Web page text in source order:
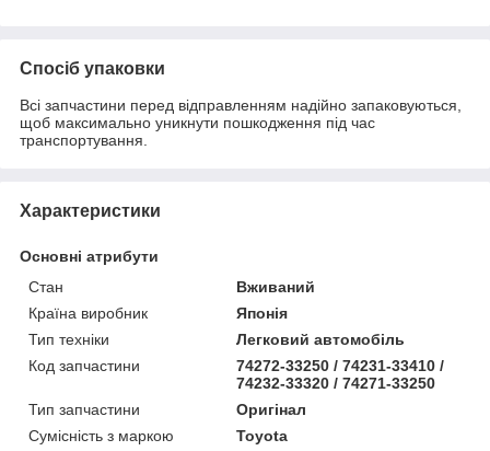
Спосіб упаковки
Всі запчастини перед відправленням надійно запаковуються,
щоб максимально уникнути пошкодження під час
транспортування.
Характеристики
Основні атрибути
Стан
Вживаний
Країна виробник
Японія
Тип техніки
Легковий автомобіль
Код запчастини
74272-33250 / 74231-33410 /
74232-33320 / 74271-33250
Тип запчастини
Оригінал
Сумісність з маркою
Toyota